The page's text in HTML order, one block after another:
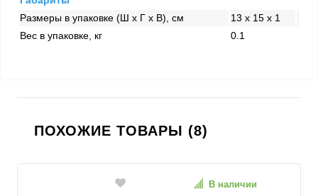
Размеры в упаковке (Ш x Г x В), см
13 x 15 x 1
Вес в упаковке, кг
0.1
ПОХОЖИЕ ТОВАРЫ (8)
В наличии